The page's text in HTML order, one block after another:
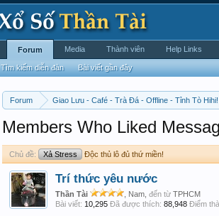
Forum Giao Lưu - Café - Trà Đá - Offline - Tỉnh Tò Hihi!
Members Who Liked
Chủ đề: Xả Stress Độc thủ lô đủ thứ miền!
Trí thức yêu nước
Thần Tài , Nam, đến từ TPHCM
Bài viết: 10,295 Đã được thích: 88,948 Điểm
Forum
Tìm kiếm diễn đàn Bài viết gần đây
Media Thành viên Help Links